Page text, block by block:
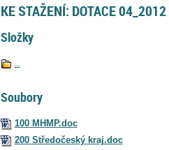
KE STAŽENÍ: DOTACE 04_2012
Složky
..
Soubory
100 MHMP.doc
200 Středočeský kraj.doc